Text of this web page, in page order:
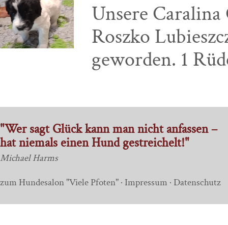
Unsere
Roszko
geworden. 1
"Wer sagt Glück kann man nicht anfassen –
hat niemals einen Hund gestreichelt!"
Michael Harms
zum Hundesalon "Viele Pfoten" · Impressum · Datenschutz